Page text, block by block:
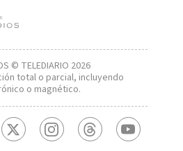
© TELEDIARIO 2026
total o parcial, incluyendo
o magnético.